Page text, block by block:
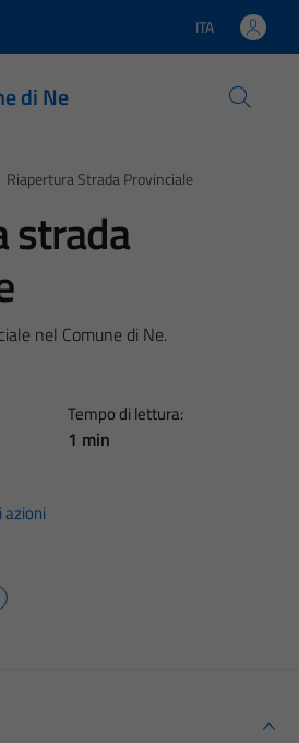
Lingua attiva:
ITA
di Ne
Riapertura Strada Provinciale
strada
nel Comune di Ne.
Tempo di lettura:
1 min
azioni